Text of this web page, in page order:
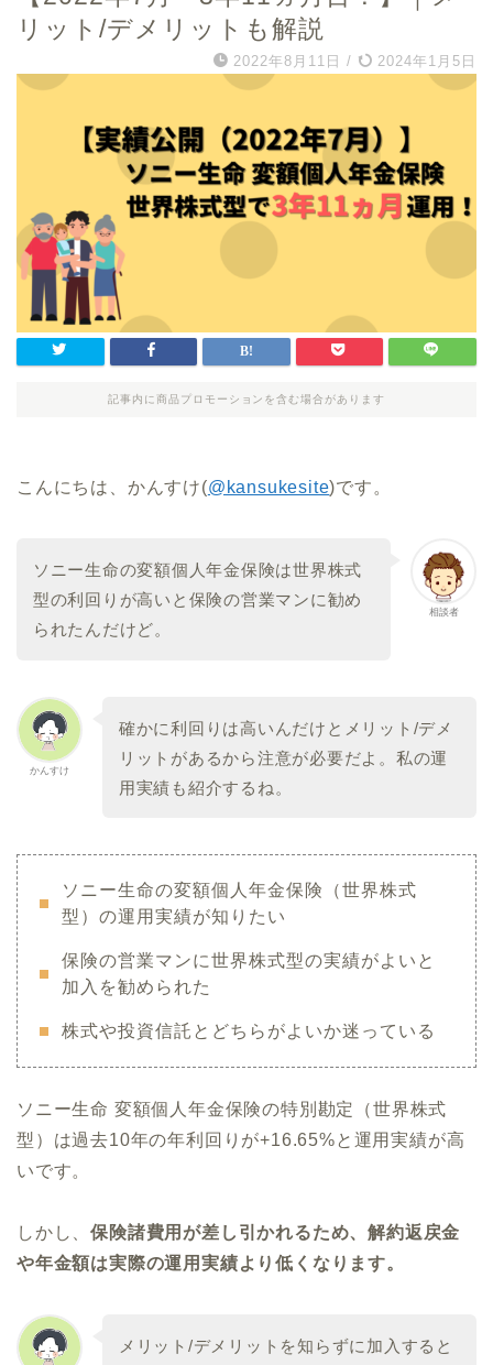
リット/デメリットも解説
2022年8月11日 / 2024年1月5日
記事内に商品プロモーションを含む場合があります
こんにちは、かんすけ(@kansukesite)です。
相談者
ソニー生命の変額個人年金保険は世界株式
型の利回りが高いと保険の営業マンに勧め
られたんだけど。
かんすけ
確かに利回りは高いんだけとメリット/デメ
リットがあるから注意が必要だよ。私の運
用実績も紹介するね。
ソニー生命の変額個人年金保険（世界株式
型）の運用実績が知りたい
保険の営業マンに世界株式型の実績がよいと
加入を勧められた
株式や投資信託とどちらがよいか迷っている
ソニー生命 変額個人年金保険の特別勘定（世界株式
型）は過去10年の年利回りが+16.65%と運用実績が高
いです。
しかし、保険諸費用が差し引かれるため、解約返戻金
や年金額は実際の運用実績より低くなります。
メリット/デメリットを知らずに加入すると